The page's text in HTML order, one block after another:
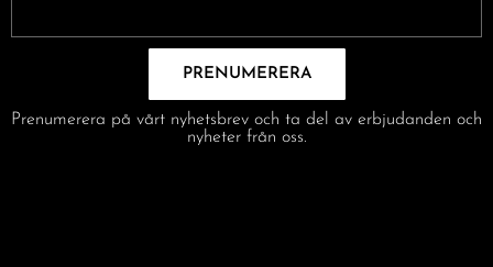
PRENUMERERA
Prenumerera på vårt nyhetsbrev och ta del av erbjudanden och
nyheter från oss.